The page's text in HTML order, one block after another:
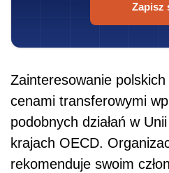
Zapisz
Zainteresowanie polskich
cenami transferowymi
podobnych działań w
krajach OECD.
rekomenduje swoim